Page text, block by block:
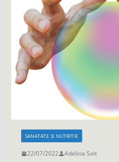
SANATATE SI NUTRITIE
22/07/2022 Adelina Soit